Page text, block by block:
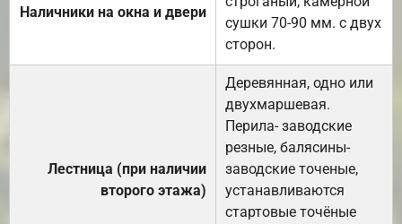
Наличники на окна и двери
сушки 70-90 мм. с двух
сторон.
Лестница (при наличии
второго этажа)
Деревянная, одно или
двухмаршевая.
Перила- заводские
резные, балясины-
заводские точеные,
устанавливаются
стартовые точёные